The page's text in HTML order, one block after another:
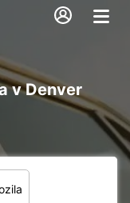
v Denver